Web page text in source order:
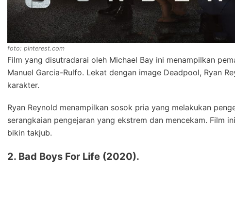
foto: pinterest.com
Film yang disutradarai oleh Michael Bay ini menampilkan
Manuel Garcia-Rulfo. Lekat dengan image Deadpool, Ryan
karakter.
Ryan Reynold menampilkan sosok pria yang melakukan
serangkaian pengejaran yang ekstrem dan mencekam. Film
bikin takjub.
2. Bad Boys For Life (2020).